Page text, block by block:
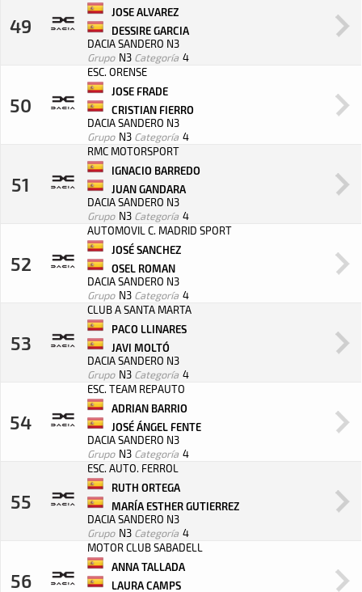
49
JOSE ALVAREZ
DESSIRE GARCIA
DACIA SANDERO N3
Grupo N3 Categoría 4
50
ESC. ORENSE
JOSE FRADE
CRISTIAN FIERRO
DACIA SANDERO N3
Grupo N3 Categoría 4
51
RMC MOTORSPORT
IGNACIO BARREDO
JUAN GANDARA
DACIA SANDERO N3
Grupo N3 Categoría 4
52
AUTOMOVIL C. MADRID SPORT
JOSÉ SANCHEZ
OSEL ROMAN
DACIA SANDERO N3
Grupo N3 Categoría 4
53
CLUB A SANTA MARTA
PACO LLINARES
JAVI MOLTÓ
DACIA SANDERO N3
Grupo N3 Categoría 4
54
ESC. TEAM REPAUTO
ADRIAN BARRIO
JOSÉ ÁNGEL FENTE
DACIA SANDERO N3
Grupo N3 Categoría 4
55
ESC. AUTO. FERROL
RUTH ORTEGA
MARÍA ESTHER GUTIERREZ
DACIA SANDERO N3
Grupo N3 Categoría 4
56
MOTOR CLUB SABADELL
ANNA TALLADA
LAURA CAMPS